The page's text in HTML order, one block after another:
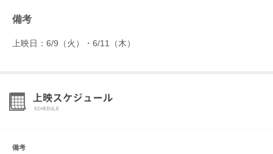
備考
上映日：6/9（火）・6/11（木）
備考